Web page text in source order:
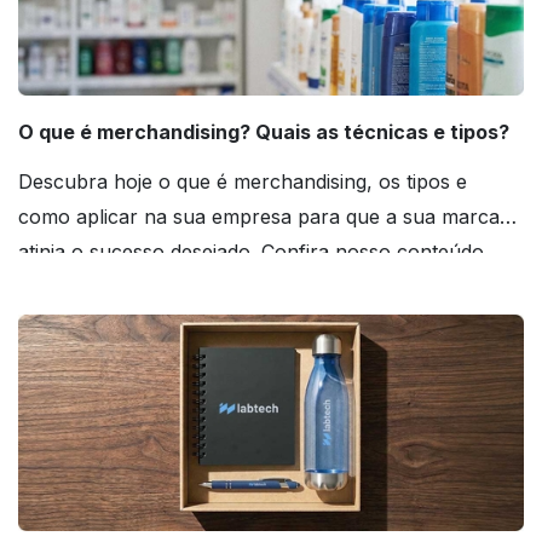
O que é merchandising? Quais as técnicas e tipos?
Descubra hoje o que é merchandising, os tipos e
como aplicar na sua empresa para que a sua marca
atinja o sucesso desejado. Confira nosso conteúdo